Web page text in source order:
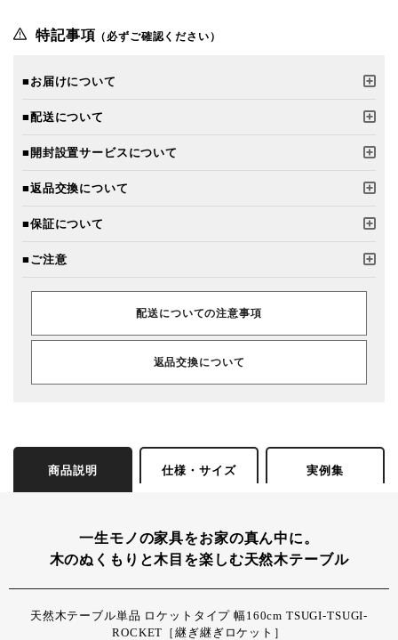
特記事項 （必ずご確認ください）
■お届けについて
■配送について
■開封設置サービスについて
■返品交換について
■保証について
■ご注意
配送についての注意事項
返品交換について
商品説明 仕様・サイズ 実例集
一生モノの家具をお家の真ん中に。
木のぬくもりと木目を楽しむ天然木テーブル
天然木テーブル単品 ロケットタイプ 幅160cm TSUGI-TSUGI-
ROCKET［継ぎ継ぎロケット］